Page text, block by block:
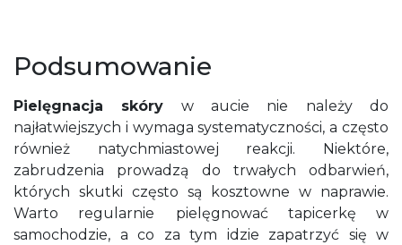
Podsumowanie
Pielęgnacja skóry w aucie nie należy do
najłatwiejszych i wymaga systematyczności, a często
również natychmiastowej reakcji. Niektóre,
zabrudzenia prowadzą do trwałych odbarwień,
których skutki często są kosztowne w naprawie.
Warto regularnie
pielęgnować tapicerkę w
samochodzie, a co za tym idzie zapatrzyć się w